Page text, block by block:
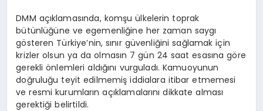
DMM açıklamasında, komşu ülkelerin toprak
bütünlüğüne ve egemenliğine her zaman saygı
gösteren Türkiye’nin, sınır güvenliğini sağlamak için
krizler olsun ya da olmasın 7 gün 24 saat esasına göre
gerekli önlemleri aldığını vurguladı. Kamuoyunun
doğruluğu teyit edilmemiş iddialara itibar etmemesi
ve resmi kurumların açıklamalarını dikkate alması
gerektiği belirtildi.